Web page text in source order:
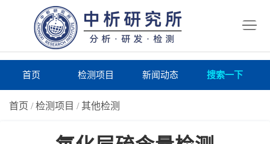
首页 检测项目 新闻动态 搜索一下
首页 /检测项目 /其他检测